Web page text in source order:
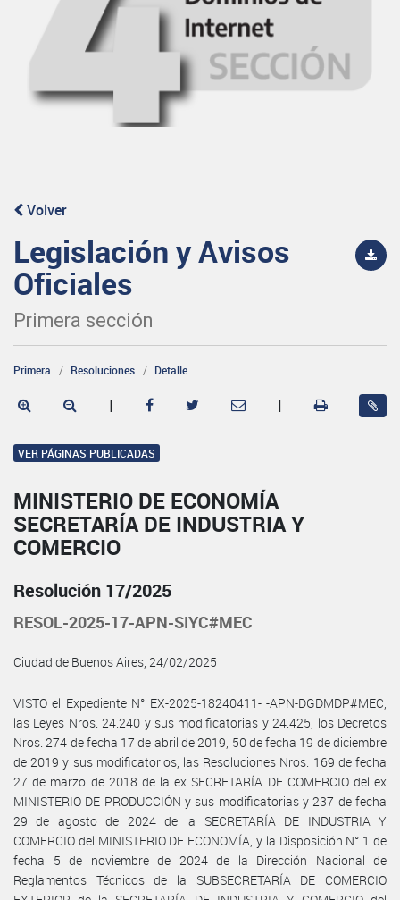
Volver
Legislación y Avisos
Oficiales
Primera sección
Primera Resoluciones Detalle
| |
VER PÁGINAS PUBLICADAS
MINISTERIO DE ECONOMÍA
SECRETARÍA DE INDUSTRIA Y
COMERCIO
Resolución 17/2025
RESOL-2025-17-APN-SIYC#MEC
Ciudad de Buenos Aires, 24/02/2025
VISTO el Expediente N° EX-2025-18240411- -APN-DGDMDP#MEC,
las Leyes Nros. 24.240 y sus modificatorias y 24.425, los Decretos
Nros. 274 de fecha 17 de abril de 2019, 50 de fecha 19 de diciembre
de 2019 y sus modificatorios, las Resoluciones Nros. 169 de fecha
27 de marzo de 2018 de la ex SECRETARÍA DE COMERCIO del ex
MINISTERIO DE PRODUCCIÓN y sus modificatorias y 237 de fecha
29 de agosto de 2024 de la SECRETARÍA DE INDUSTRIA Y
COMERCIO del MINISTERIO DE ECONOMÍA, y la Disposición N° 1 de
fecha 5 de noviembre de 2024 de la Dirección Nacional de
Reglamentos Técnicos de la SUBSECRETARÍA DE COMERCIO